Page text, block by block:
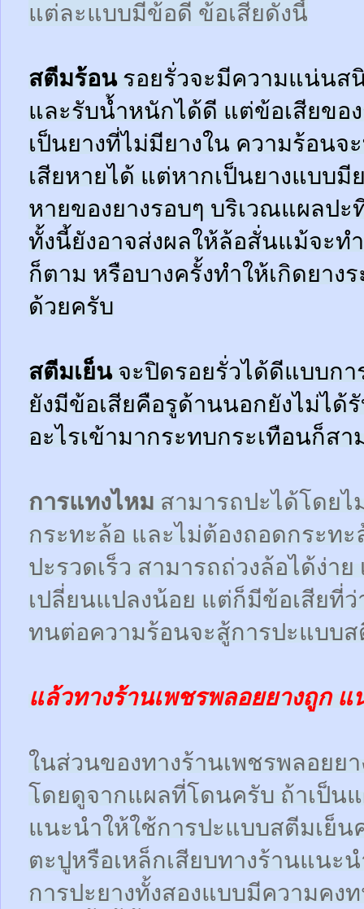
แต่ละแบบมีข้อดี ข้อเสียดังนี้
สตีมร้อนรอยรั่วจะมีความแน่นส
และรับน้ำหนักได้ดี แต่ข้อเสียขอ
เป็นยางที่ไม่มียางใน ความร้อนจ
เสียหายได้ แต่หากเป็นยางแบบมี
หายของยางรอบๆ บริเวณแผลป
ทั้งนี้ยังอาจส่งผลให้ล้อสั่นแม้จะท
ก็ตาม หรือบางครั้งทำให้เกิดยา
ด้วยครับ
สตีมเย็นจะปิดรอยรั่วได้ดีแบบก
ยังมีข้อเสียคือรูด้านนอกยังไม่ได้
อะไรเข้ามากระทบกระเทือนก็ส
การแทงไหม สามารถปะได้โดยไ
กระทะล้อ และไม่ต้องถอดกระทะ
ปะรวดเร็ว สามารถถ่วงล้อได้ง่า
เปลี่ยนแปลงน้อย แต่ก็มีข้อเสียที่
ทนต่อความร้อนจะสู้การปะแบบ
แล้วทางร้านเพชรพลอยยางถูก
ในส่วนของทางร้านเพชรพลอยย
โดยดูจากแผลที่โดนครับ ถ้าเป็น
แนะนำให้ใช้การปะแบบสตีมเย็
ตะปูหรือเหล็กเสียบทางร้านแนะ
การปะยางทั้งสองแบบมีความคง